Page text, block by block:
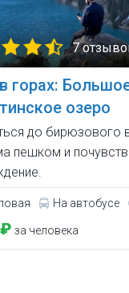
7
горах:
озеро
до бирюзового
пешком и
На автобусе
за человека